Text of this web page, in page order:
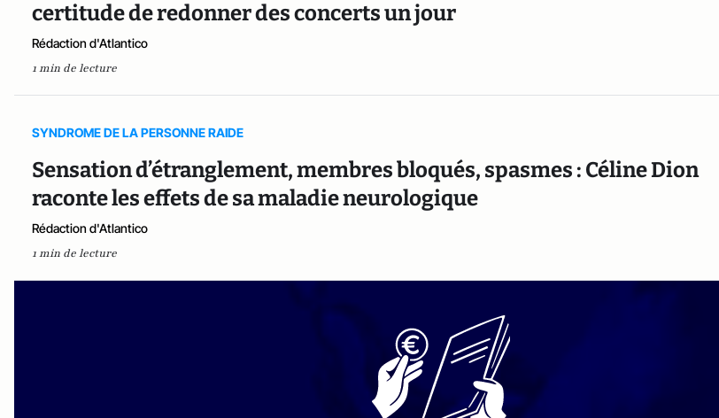
certitude de redonner des concerts un jour
Rédaction d'Atlantico
1 min de lecture
SYNDROME DE LA PERSONNE RAIDE
Sensation d’étranglement, membres bloqués, spasmes : Céline Dion
raconte les effets de sa maladie neurologique
Rédaction d'Atlantico
1 min de lecture